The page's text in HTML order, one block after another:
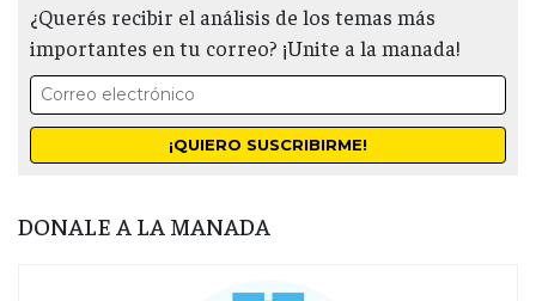
¿Querés recibir el análisis de los temas más
importantes en tu correo? ¡Unite a la manada!
DONALE A LA MANADA